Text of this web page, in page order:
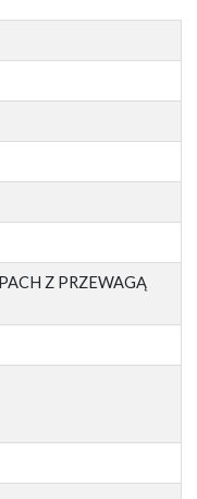
Z PRZEWAGĄ